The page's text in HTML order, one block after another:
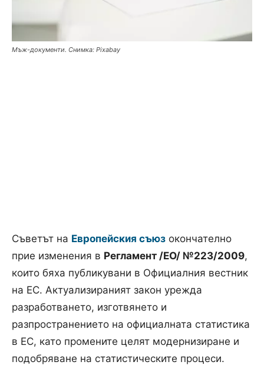
Мъж-документи. Снимка: Pixabay
Съветът на Европейския съюз окончателно
прие изменения в Регламент /ЕО/ №223/2009,
които бяха публикувани в Официалния вестник
на ЕС. Актуализираният закон урежда
разработването, изготвянето и
разпространението на официалната статистика
в ЕС, като промените целят модернизиране и
подобряване на статистическите процеси.